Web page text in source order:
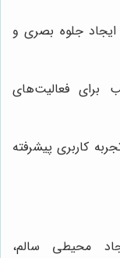
ایجاد جلوه بصری و
برای فعالیت‌های
کاربری پیشرفته
محیطی سالم،